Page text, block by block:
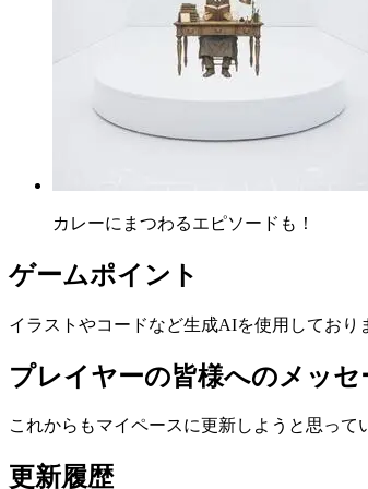
カレーにまつわるエピソードも！
ゲームポイント
イラストやコードなど生成AIを使用しており
プレイヤーの皆様へのメッセ
これからもマイペースに更新しようと思って
更新履歴